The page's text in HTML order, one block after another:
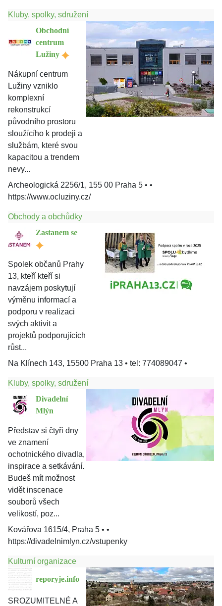
Kluby, spolky, sdružení
Obchodní
centrum
Lužiny
Nákupní centrum
Lužiny vzniklo
komplexní
rekonstrukcí
původního prostoru
sloužícího k prodeji a
službám, které svou
kapacitou a trendem
nevy...
Archeologická 2256/1, 155 00 Praha 5 • •
https://www.ocluziny.cz/
Obchody a obchůdky
Zastanem se
Spolek občanů Prahy
13, kteří kteří si
navzájem poskytují
výměnu informací a
podporu v realizaci
svých aktivit a
projektů podporujících
růst...
Na Klínech 143, 15500 Praha 13 • tel: 774089047 •
Kluby, spolky, sdružení
Divadelní
Mlýn
Představ si čtyři dny
ve znamení
ochotnického divadla,
inspirace a setkávání.
Budeš mít možnost
vidět inscenace
souborů všech
velikostí, poz...
Kovářova 1615/4, Praha 5 • •
https://divadelnimlyn.cz/vstupenky
Kulturní organizace
reporyje.info
SROZUMITELNÉ A